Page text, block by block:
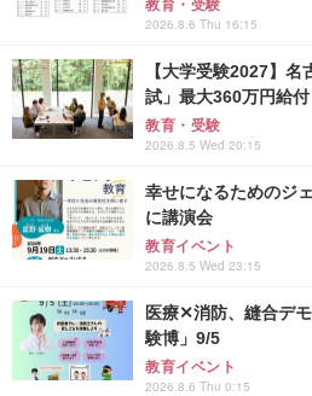
教育・受験
2026.8.6 Thu 16:15
【大学受験2027】
試」最大360万円給付
教育・受験
2026.8.5 Wed 20:15
幸せになるためのジ
に講演会
教育イベント
2026.8.5 Wed 23:15
医療✕消防、縫合デ
験博」9/5
教育イベント
2026.8.6 Thu 0:15